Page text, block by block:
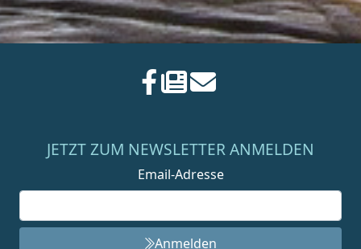
JETZT ZUM NEWSLETTER ANMELDEN
Email-Adresse
Anmelden